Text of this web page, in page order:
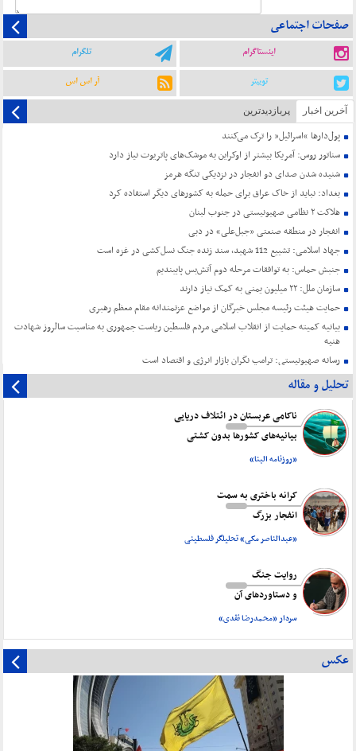
صفحات اجتماعی
اینستاگرام تلگرام
توییتر آر اس اس
آخرین اخبار پربازدیدترین
پول‌دارها “اسرائیل” را ترک می‌کنند
سناتور روس: آمریکا بیشتر از اوکراین به موشک‌های پاتریوت نیاز دارد
شنیده شدن صدای دو انفجار در نزدیکی تنگه هرمز
بغداد: نباید از خاک عراق برای حمله به کشورهای دیگر استفاده کرد
هلاکت ۲ نظامی صهیونیستی در جنوب لبنان
انفجار در منطقه صنعتی «جبل‌علی» در دبی
جهاد اسلامی: تشییع 112 شهید، سند زنده جنگ نسل‌کشی در غزه است
جنبش حماس: به توافقات مرحله دوم آتش‌بس پایبندیم
سازمان ملل: ۲۲ میلیون یمنی به کمک نیاز دارند
حمایت هیئت رئیسه مجلس خبرگان از مواضع عزتمندانه مقام معظم رهبری
بیانیه کمیته حمایت از انقلاب اسلامی مردم فلسطین ریاست جمهوری به مناسبت سالروز شهادت
هنیه
رسانه صهیونیستی: ترامپ نگران بازار انرژی و اقتصاد است
تحلیل و مقاله
ناکامی عربستان در ائتلاف دریایی
بیانیه‌های کشورها بدون کشتی
«روزنامه البنا»
کرانه باختری به سمت
انفجار بزرگ
«عبدالناصر مکی» تحلیلگر فلسطینی
روایت جنگ
و دستاورد‌های آن
سردار «محمدرضا نقدی»
عکس